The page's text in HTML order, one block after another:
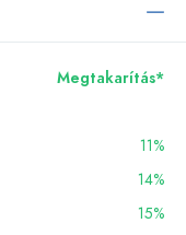
Megtakarítás*
11%
14%
15%